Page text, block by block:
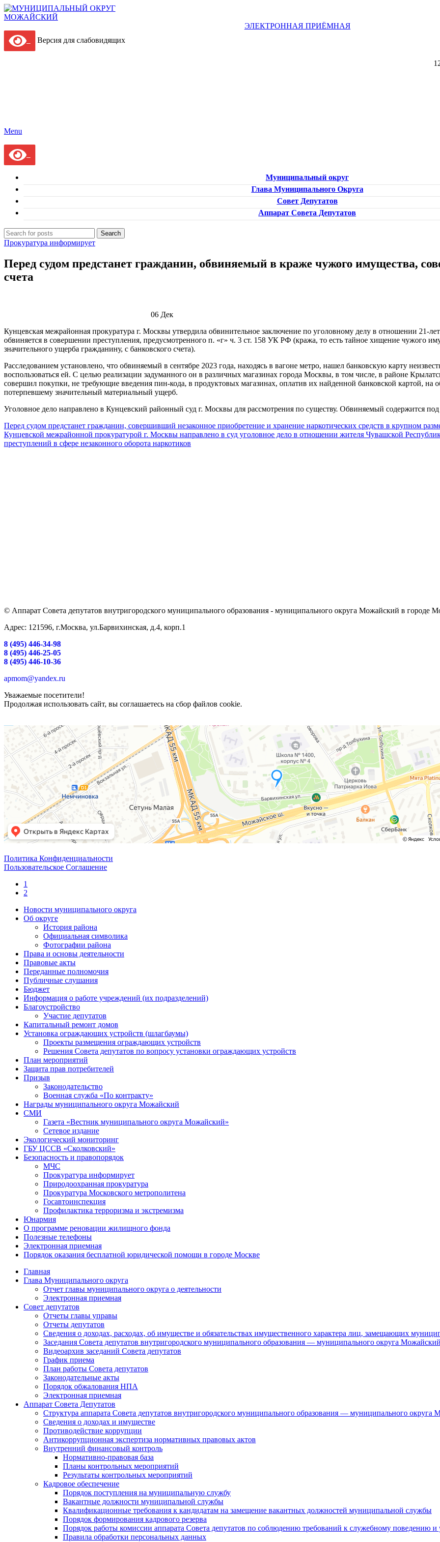
ЭЛЕКТРОННАЯ ПРИЁМНАЯ
Версия для слабовидящих
Menu
Муниципальный округ
Глава Муниципального Округа
Совет Депутатов
Аппарат Совета Депутатов
Search
Прокуратура информирует
Перед судом предстанет гражданин, обвиняемый в краже чужого имущества,
счета
06 Дек
Кунцевская межрайонная прокуратура г. Москвы утвердила обвинительное заключение по уголовному делу в отношении 21-
обвиняется в совершении преступления, предусмотренного п. «г» ч. 3 ст. 158 УК РФ (кража, то есть тайное хищение чужого
значительного ущерба гражданину, с банковского счета).
Расследованием установлено, что обвиняемый в сентябре 2023 года, находясь в вагоне метро, нашел банковскую карту
воспользоваться ей. С целью реализации задуманного он в различных магазинах города Москвы, в том числе, в районе
совершил покупки, не требующие введения пин-кода, в продуктовых магазинах, оплатив их найденной банковской картой,
потерпевшему значительный материальный ущерб.
Уголовное дело направлено в Кунцевский районный суд г. Москвы для рассмотрения по существу. Обвиняемый содержится под
Перед судом предстанет гражданин, совершивший незаконное приобретение и хранение наркотических средств в крупном
Кунцевской межрайонной прокуратурой г. Москвы направлено в суд уголовное дело в отношении жителя Чувашской
преступлений в сфере незаконного оборота наркотиков
© Аппарат Совета депутатов внутригородского муниципального образования - муниципального округа Можайский в городе
Адрес: 121596, г.Москва, ул.Барвихинская, д.4, корп.1
8 (495) 446-34-98
8 (495) 446-25-05
8 (495) 446-10-36
apmom@yandex.ru
Уважаемые посетители!
Продолжая использовать сайт, вы соглашаетесь на сбор файлов cookie.
Политика Конфиденциальности
Пользовательское Соглашение
1
2
Новости муниципального округа
Об округе
История района
Официальная символика
Фотографии района
Права и основы деятельности
Правовые акты
Переданные полномочия
Публичные слушания
Бюджет
Информация о работе учреждений (их подразделений)
Благоустройство
Участие депутатов
Капитальный ремонт домов
Установка ограждающих устройств (шлагбаумы)
Проекты размещения ограждающих устройств
Решения Совета депутатов по вопросу установки ограждающих устройств
План мероприятий
Защита прав потребителей
Призыв
Законодательство
Военная служба «По контракту»
Награды муниципального округа Можайский
СМИ
Газета «Вестник муниципального округа Можайский»
Сетевое издание
Экологический мониторинг
ГБУ ЦССВ «Сколковский»
Безопасность и правопорядок
МЧС
Прокуратура информирует
Природоохранная прокуратура
Прокуратура Московского метрополитена
Госавтоинспекция
Профилактика терроризма и экстремизма
Юнармия
О программе реновации жилищного фонда
Полезные телефоны
Электронная приемная
Порядок оказания бесплатной юридической помощи в городе Москве
Главная
Глава Муниципального округа
Отчет главы муниципального округа о деятельности
Электронная приемная
Совет депутатов
Отчеты главы управы
Отчеты депутатов
Сведения о доходах, расходах, об имуществе и обязательствах имущественного характера лиц, замещающих
Заседания Совета депутатов внутригородского муниципального образования — муниципального округа
Видеоархив заседаний Совета депутатов
График приема
План работы Совета депутатов
Законодательные акты
Порядок обжалования НПА
Электронная приемная
Аппарат Совета Депутатов
Структура аппарата Совета депутатов внутригородского муниципального образования — муниципального
Сведения о доходах и имуществе
Противодействие коррупции
Антикоррупционная экспертиза нормативных правовых актов
Внутренний финансовый контроль
Нормативно-правовая база
Планы контрольных мероприятий
Результаты контрольных мероприятий
Кадровое обеспечение
Порядок поступления на муниципальную службу
Вакантные должности муниципальной службы
Квалификационные требования к кандидатам на замещение вакантных должностей муниципальной службы
Порядок формирования кадрового резерва
Порядок работы комиссии аппарата Совета депутатов по соблюдению требований к служебному поведению и
Правила обработки персональных данных